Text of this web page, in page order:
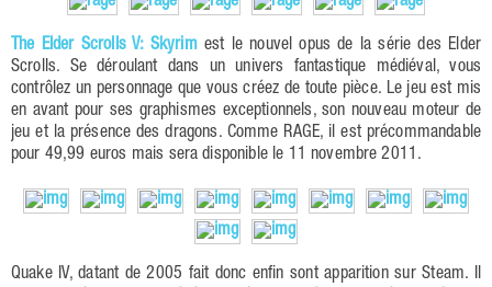
The Elder Scrolls V: Skyrimest le nouvel opus de la série des Elder
Scrolls. Se déroulant dans un univers fantastique médiéval, vous
contrôlez un personnage que vous créez de toute pièce. Le jeu est mis
en avant pour ses graphismes exceptionnels, son nouveau moteur de
jeu et la présence des dragons. Comme RAGE, il est précommandable
pour 49,99 euros mais sera disponible le 11 novembre 2011.
Quake IV, datant de 2005 fait donc enfin sont apparition sur Steam. Il